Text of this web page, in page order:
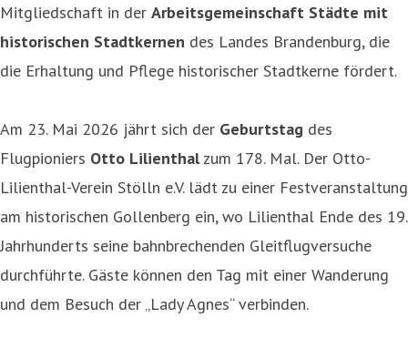
Mitgliedschaft in der Arbeitsgemeinschaft Städte mit
historischen Stadtkernen des Landes Brandenburg, die
die Erhaltung und Pflege historischer Stadtkerne fördert.
Am 23. Mai 2026 jährt sich der Geburtstag des
Flugpioniers Otto Lilienthalzum 178. Mal. Der Otto-
Lilienthal-Verein Stölln e.V. lädt zu einer Festveranstaltung
am historischen Gollenberg ein, wo Lilienthal Ende des 19.
Jahrhunderts seine bahnbrechenden Gleitflugversuche
durchführte. Gäste können den Tag mit einer Wanderung
und dem Besuch der „Lady Agnes“ verbinden.